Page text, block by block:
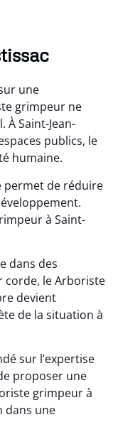
une
grimpeur ne
Saint-Jean-
publics, le
humaine.
permet de réduire
à Saint-
dans des
corde, le Arboriste
devient
de la situation à
sur l’expertise
proposer une
grimpeur à
dans une